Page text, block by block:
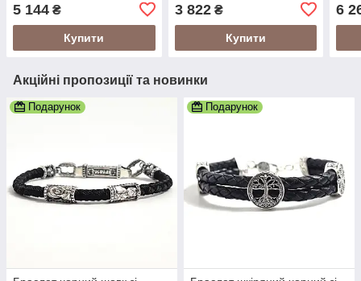
5 144 ₴
Купити
3 822₴
Купити
6
Акційні пропозиції та новинки
Подарунок Подарунок